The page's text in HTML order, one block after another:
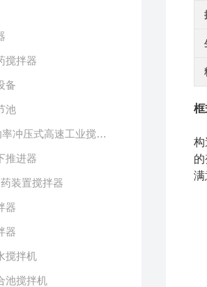
搅拌器
备
池
压式高速工业搅拌设备
推进器
装置搅拌器
器
器
搅拌机
池搅拌机
框
构
满